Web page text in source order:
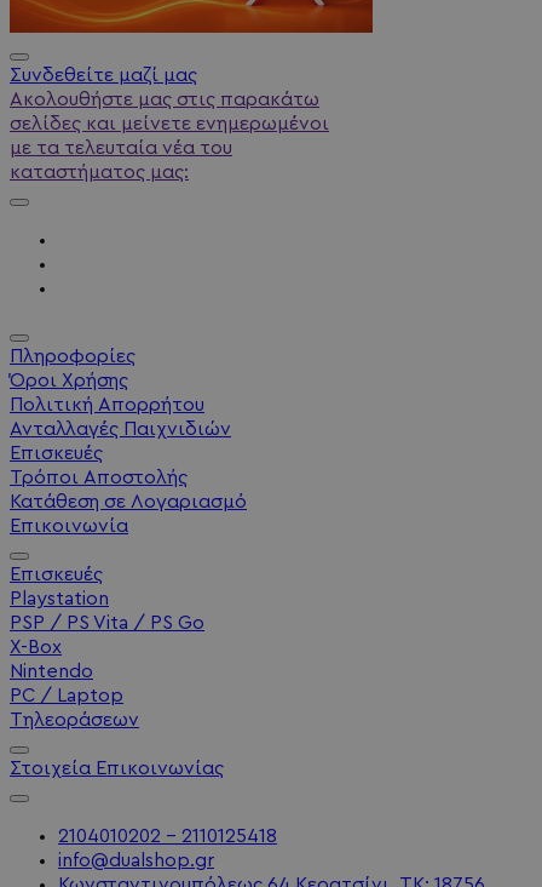
Συνδεθείτε μαζί μας
Ακολουθήστε μας στις παρακάτω
σελίδες και μείνετε ενημερωμένοι
με τα τελευταία νέα του
καταστήματος μας:
Πληροφορίες
Όροι Χρήσης
Πολιτική Απορρήτου
Ανταλλαγές Παιχνιδιών
Επισκευές
Τρόποι Αποστολής
Κατάθεση σε Λογαριασμό
Επικοινωνία
Επισκευές
Playstation
PSP / PS Vita / PS Go
X-Box
Nintendo
PC / Laptop
Τηλεοράσεων
Στοιχεία Επικοινωνίας
2104010202 - 2110125418
info@dualshop.gr